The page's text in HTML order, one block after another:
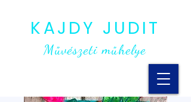
KAJDY JUDIT
Művészeti műhelye